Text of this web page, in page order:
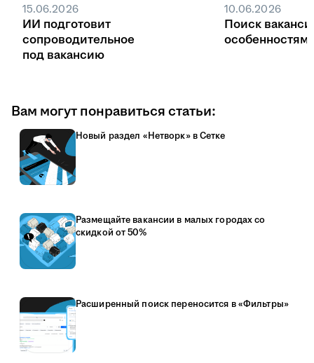
15.06.2026
ИИ подготовит
сопроводительное
под вакансию
10.06.2026
Поиск
Вам могут понравиться статьи:
Новый раздел «Нетворк» в Сетке
Размещайте вакансии в малых городах со
скидкой от 50%
Расширенный поиск переносится в «Фильтры»